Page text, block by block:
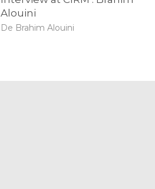
Alouini
De Brahim Alouini